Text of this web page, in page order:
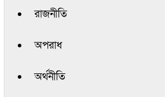
রাজনীতি
অপরাধ
অর্থনীতি